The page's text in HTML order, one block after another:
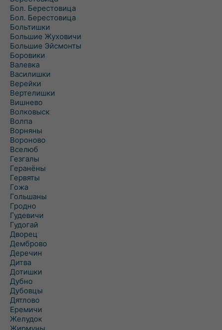
Бол. Берестовица
Бол. Берестовица
Больтишки
Большие Жуховичи
Большие Эйсмонты
Боровики
Валевка
Василишки
Верейки
Вертелишки
Вишнево
Волковыск
Волпа
Ворняны
Вороново
Вселюб
Гезгалы
Геранёны
Гервяты
Гожа
Гольшаны
Гродно
Гудевичи
Гудогай
Дворец
Демброво
Деречин
Дитва
Дотишки
Дубно
Дубовцы
Дятлово
Еремичи
Желудок